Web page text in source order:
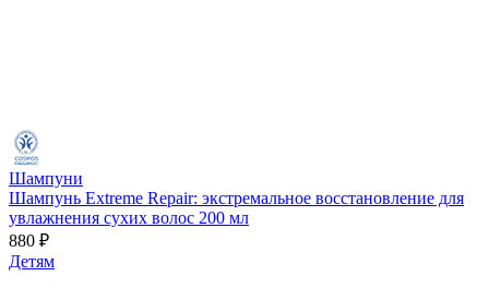
Шампуни
Шампунь Extreme Repair: экстремальное восстановление для
увлажнения сухих волос 200 мл
880 ₽
Детям